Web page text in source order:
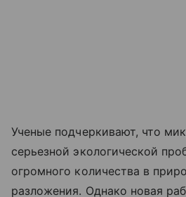
Ученые подчеркивают, что
серьезной экологической
огромного количества в
разложения. Однако новая